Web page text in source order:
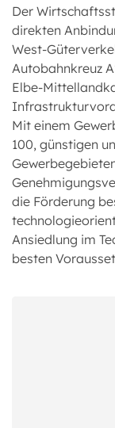
Der
direkten
West-
Autobahnkreuz
Elbe-
Mit einem
100, günstigen
die Förderung
Ansiedlung im
besten